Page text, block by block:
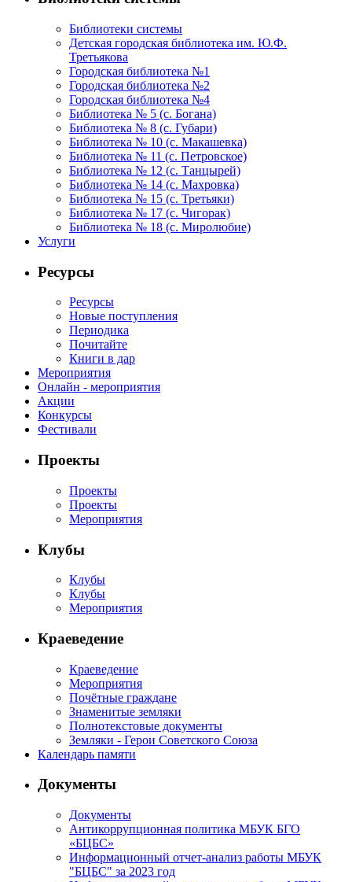
Библиотеки системы
Детская городская библиотека им. Ю.Ф.
Третьякова
Городская библиотека №1
Городская библиотека №2
Городская библиотека №4
Библиотека № 5 (с. Богана)
Библиотека № 8 (с. Губари)
Библиотека № 10 (с. Макашевка)
Библиотека № 11 (с. Петровское)
Библиотека № 12 (с. Танцырей)
Библиотека № 14 (с. Махровка)
Библиотека № 15 (с. Третьяки)
Библиотека № 17 (с. Чигорак)
Библиотека № 18 (с. Миролюбие)
Услуги
Ресурсы
Ресурсы
Новые поступления
Периодика
Почитайте
Книги в дар
Мероприятия
Онлайн - мероприятия
Акции
Конкурсы
Фестивали
Проекты
Проекты
Проекты
Мероприятия
Клубы
Клубы
Клубы
Мероприятия
Краеведение
Краеведение
Мероприятия
Почётные граждане
Знаменитые земляки
Полнотекстовые документы
Земляки - Герои Советского Союза
Календарь памяти
Документы
Документы
Антикоррупционная политика МБУК БГО
«БЦБС»
Информационный отчет-анализ работы МБУК
"БЦБС" за 2023 год